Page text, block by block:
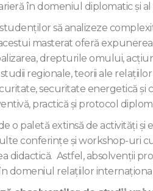
în domeniul diplomatic şi
să analizeze
masterat oferă
drepturile omului,
regionale, teorii ale
securitate energetică şi
practică şi protocol
o paletă extinsă de activităţi
conferinţe şi workshop-uri
didactică. Astfel, absolvenţii
domeniul relațiilor